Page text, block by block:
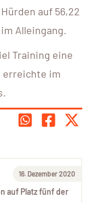
auf 56,22
Alleingang.
Training eine
erreichte im
16. Dezember 2020
auf Platz fünf der